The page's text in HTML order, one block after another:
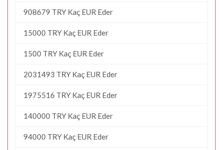
908679 TRY Kaç EUR Eder
15000 TRY Kaç EUR Eder
1500 TRY Kaç EUR Eder
2031493 TRY Kaç EUR Eder
1975516 TRY Kaç EUR Eder
140000 TRY Kaç EUR Eder
94000 TRY Kaç EUR Eder